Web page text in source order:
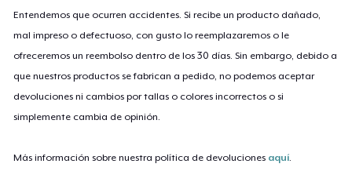
Entendemos que ocurren accidentes. Si recibe un producto dañado,
mal impreso o defectuoso, con gusto lo reemplazaremos o le
ofreceremos un reembolso dentro de los 30 días. Sin embargo, debido a
que nuestros productos se fabrican a pedido, no podemos aceptar
devoluciones ni cambios por tallas o colores incorrectos o si
simplemente cambia de opinión.
Más información sobre nuestra política de devoluciones aquí.